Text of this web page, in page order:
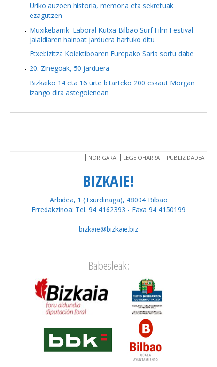
Uriko auzoen historia, memoria eta sekretuak
ezagutzen
Muxikebarrik 'Laboral Kutxa Bilbao Surf Film Festival'
jaialdiaren hainbat jarduera hartuko ditu
Etxebizitza Kolektiboaren Europako Saria sortu dabe
20. Zinegoak, 50 jarduera
Bizkaiko 14 eta 16 urte bitarteko 200 eskaut Morgan
izango dira astegoienean
NOR GARA LEGE OHARRA PUBLIZIDADEA
BIZKAIE!
Arbidea, 1 (Txurdinaga), 48004 Bilbao
Erredakzinoa: Tel. 94 4162393 - Faxa 94 4150199
bizkaie@bizkaie.biz
Babesleak: